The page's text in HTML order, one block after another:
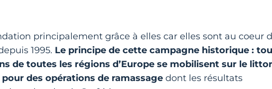
principalement grâce à elles car elles sont au coeur
1995. Le principe de cette campagne historique :
de toutes les régions d’Europe se mobilisent sur le
des opérations de ramassage dont les résultats